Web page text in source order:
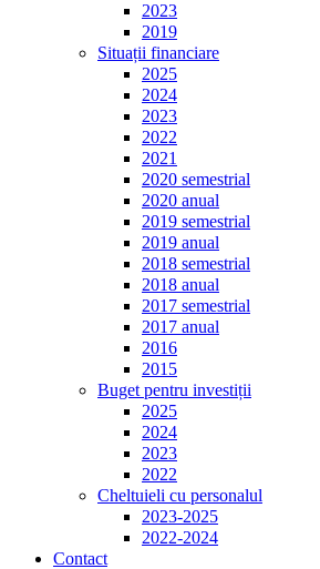
2023
2019
Situații financiare
2025
2024
2023
2022
2021
2020 semestrial
2020 anual
2019 semestrial
2019 anual
2018 semestrial
2018 anual
2017 semestrial
2017 anual
2016
2015
Buget pentru investiții
2025
2024
2023
2022
Cheltuieli cu personalul
2023-2025
2022-2024
Contact